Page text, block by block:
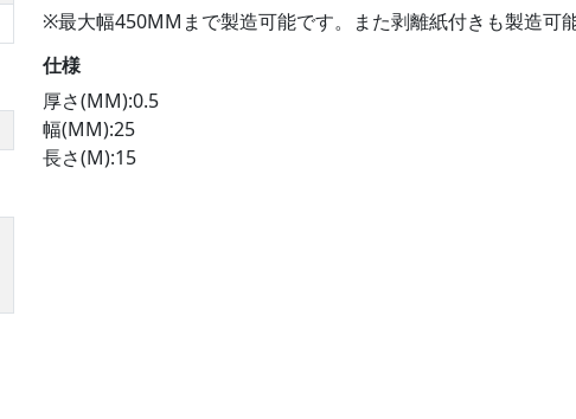
※最大幅450MMまで製造可能です。また剥離紙付きも製造可
仕様
厚さ(MM):0.5
幅(MM):25
長さ(M):15